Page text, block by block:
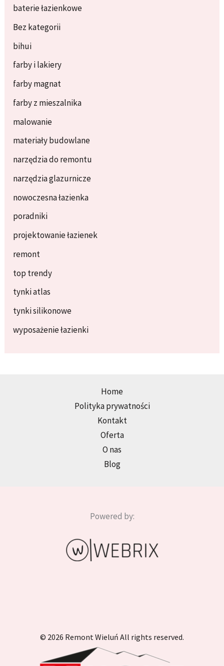
baterie łazienkowe
Bez kategorii
bihui
farby i lakiery
farby magnat
farby z mieszalnika
malowanie
materiały budowlane
narzędzia do remontu
narzędzia glazurnicze
nowoczesna łazienka
poradniki
projektowanie łazienek
remont
top trendy
tynki atlas
tynki silikonowe
wyposażenie łazienki
Home
Polityka prywatności
Kontakt
Oferta
O nas
Blog
Powered by:
© 2026 Remont Wieluń All rights reserved.